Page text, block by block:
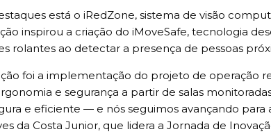
está o iRedZone, sistema de visão
inspirou a criação do iMoveSafe, tecnologia
rolantes ao detectar a presença de pessoas
foi a implementação do projeto de operação
e segurança a partir de salas
e eficiente — e nós seguimos avançando
da Costa Junior, que lidera a Jornada de